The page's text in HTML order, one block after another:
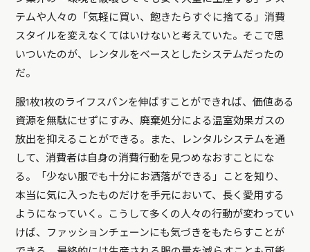
テムや人々の「気軽に買い、飽きたらすぐに捨てる」消費
スタイルを変えなくてはいけないと考えていた。そこで思
いついたのが、レンタルをベースとしたシステムだったの
だ。
服1枚1枚のライフスパンを伸ばすことができれば、価値ある
資源を無駄にせずにすみ、廃棄処分による温室効果ガスの
放出を抑えることができる。また、レンタルシステムを通
して、消費者は自身の消費行動を見つめなおすことにな
る。「少ない服でも十分にお洒落ができる」ことを知り、
本当に気に入ったものだけを手元において、長く愛用する
ようになっていく。こうして多くの人々の行動が変わってい
けば、ファッションチェーンにも気づきをもたらすことが